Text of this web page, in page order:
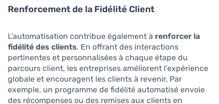
Renforcement de la Fidélité Client
L’automatisation contribue également à renforcer la
fidélité des clients. En offrant des interactions
pertinentes et personnalisées à chaque étape du
parcours client, les entreprises améliorent l’expérience
globale et encouragent les clients à revenir. Par
exemple, un programme de fidélité automatisé envoie
des récompenses ou des remises aux clients en